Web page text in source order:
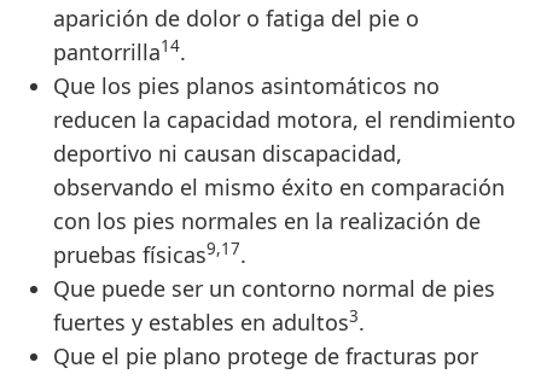
aparición de dolor o fatiga del pie o
pantorrilla14.
Que los pies planos asintomáticos no
reducen la capacidad motora, el rendimiento
deportivo ni causan discapacidad,
observando el mismo éxito en comparación
con los pies normales en la realización de
pruebas físicas9,17.
Que puede ser un contorno normal de pies
fuertes y estables en adultos3.
Que el pie plano protege de fracturas por